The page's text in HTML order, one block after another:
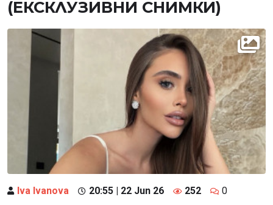
(ЕКСКЛУЗИВНИ СНИМКИ)
Iva Ivanova 20:55 | 22 Jun 26 252 0